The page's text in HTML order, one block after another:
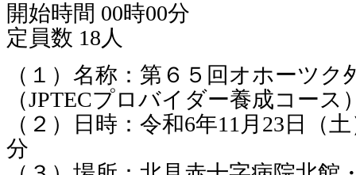
開始時間 00時00分
定員数 18人
（１）名称：第６５回オホーツク
（JPTECプロバイダー養成コース
（２）日時：令和6年11月23日（
分